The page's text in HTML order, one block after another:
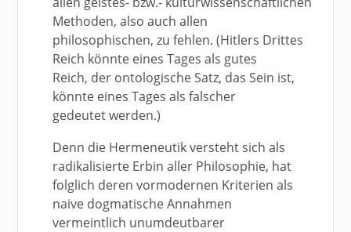
Methoden, also auch allen
philosophischen, zu fehlen. (Hitlers Drittes
Reich könnte eines Tages als gutes
Reich, der ontologische Satz, das Sein ist,
könnte eines Tages als falscher
gedeutet werden.)
Denn die Hermeneutik versteht sich als
radikalisierte Erbin aller Philosophie, hat
folglich deren vormodernen Kriterien als
naive dogmatische Annahmen
vermeintlich unumdeutbarer